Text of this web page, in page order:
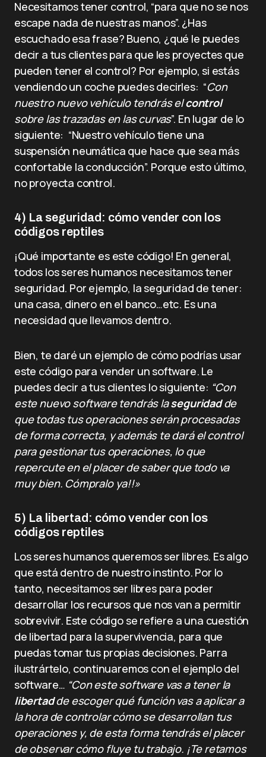
Necesitamos tener control, “para que no se nos
escape nada de nuestras manos”. ¿Has
escuchado esa frase? Bueno, ¿qué le puedes
decir a tus clientes para que les proyectes que
pueden tener el control? Por ejemplo, si estás
vendiendo un coche puedes decirles: “Con
nuestro nuevo vehículo tendrás elcontrol
sobre las trazadas en las curvas”. En lugar de lo
siguiente: “Nuestro vehículo tiene una
suspensión neumática que hace que sea más
confortable la conducción”. Porque esto último,
no proyecta control.
4) La seguridad: cómo vender con los
códigos reptiles
¡Qué importante es este código! En general,
todos los seres humanos necesitamos tener
seguridad. Por ejemplo, la seguridad de tener:
una casa, dinero en el banco…etc. Es una
necesidad que llevamos dentro.
Bien, te daré un ejemplo de cómo podrías usar
este código para vender un software. Le
puedes decir a tus clientes lo siguiente: “Con
este nuevo software tendrás laseguridadde
que todas tus operaciones serán procesadas
de forma correcta, y además te dará el control
para gestionar tus operaciones, lo que
repercute en el placer de saber que todo va
muy bien. Cómpralo ya!!»
5) La libertad: cómo vender con los
códigos reptiles
Los seres humanos queremos ser libres. Es algo
que está dentro de nuestro instinto. Por lo
tanto, necesitamos ser libres para poder
desarrollar los recursos que nos van a permitir
sobrevivir. Este código se refiere a una cuestión
de libertad para la supervivencia, para que
puedas tomar tus propias decisiones. Parra
ilustrártelo, continuaremos con el ejemplo del
software… “Con este software vas a tener la
libertadde escoger qué función vas a aplicar a
la hora de controlar cómo se desarrollan tus
operaciones y, de esta forma tendrás el placer
de observar cómo fluye tu trabajo. ¡Te retamos